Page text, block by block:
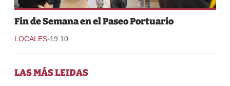
Fin de Semana en el Paseo Portuario
LOCALES-19:10
LAS MÁS LEIDAS